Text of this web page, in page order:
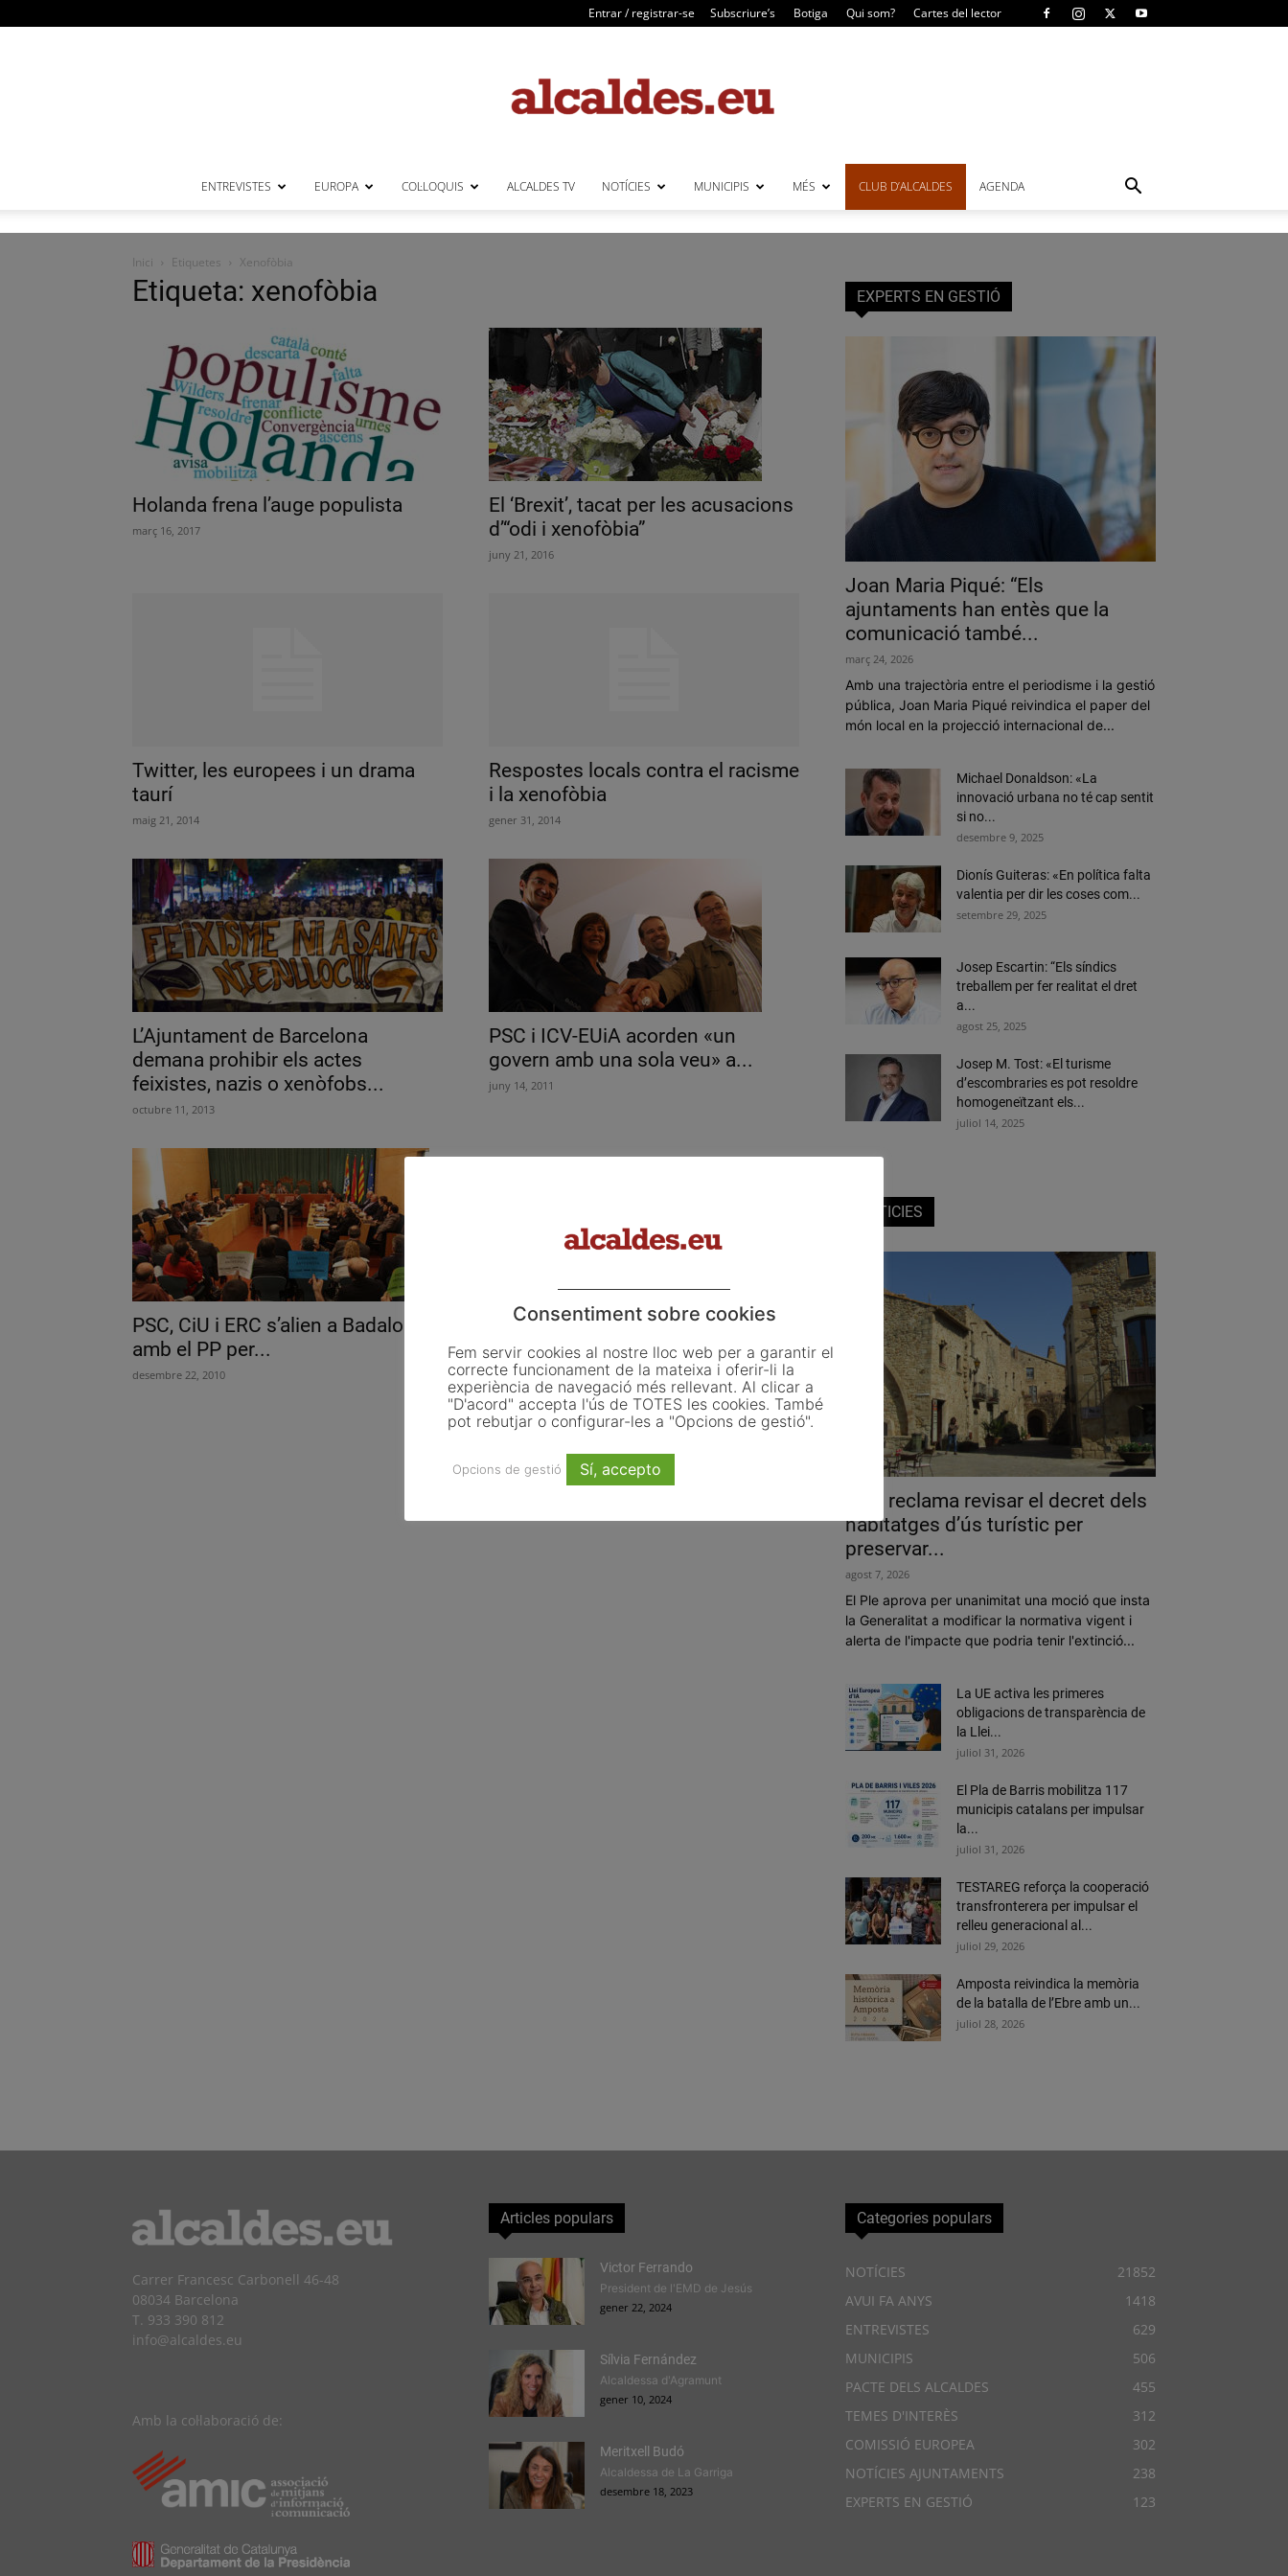
Entrar / registrar-se Subscriure’s Botiga Qui som? Cartes del lector
ENTREVISTES EUROPA COL·LOQUIS ALCALDES TV NOTÍCIES MUNICIPIS MÉS CLUB D’ALCALDES AGENDA
Inici Etiquetes Xenofòbia
Etiqueta: xenofòbia
Holanda frena l’auge populista
març 16, 2017
El ‘Brexit’, tacat per les acusacions
d’“odi i xenofòbia”
juny 21, 2016
Twitter, les europees i un drama
taurí
maig 21, 2014
Respostes locals contra el racisme
i la xenofòbia
gener 31, 2014
L’Ajuntament de Barcelona
demana prohibir els actes
feixistes, nazis o xenòfobs...
octubre 11, 2013
PSC i ICV-EUiA acorden «un
govern amb una sola veu» a...
juny 14, 2011
PSC, CiU i ERC s’alien a Badalona
amb el PP per...
desembre 22, 2010
EXPERTS EN GESTIÓ
Joan Maria Piqué: “Els
ajuntaments han entès que la
comunicació també...
març 24, 2026
Amb una trajectòria entre el periodisme i la gestió
pública, Joan Maria Piqué reivindica el paper del
món local en la projecció internacional de...
Michael Donaldson: «La
innovació urbana no té cap sentit
si no...
desembre 9, 2025
Dionís Guiteras: «En política falta
valentia per dir les coses com...
setembre 29, 2025
Josep Escartin: “Els síndics
treballem per fer realitat el dret
a...
agost 25, 2025
Josep M. Tost: «El turisme
d’escombraries es pot resoldre
homogeneïtzant els...
juliol 14, 2025
NOTICIES
Pals reclama revisar el decret dels
habitatges d’ús turístic per
preservar...
agost 7, 2026
El Ple aprova per unanimitat una moció que insta
la Generalitat a modificar la normativa vigent i
alerta de l'impacte que podria tenir l'extinció...
La UE activa les primeres
obligacions de transparència de
la Llei...
juliol 31, 2026
El Pla de Barris mobilitza 117
municipis catalans per impulsar
la...
juliol 31, 2026
TESTAREG reforça la cooperació
transfronterera per impulsar el
relleu generacional al...
juliol 29, 2026
Amposta reivindica la memòria
de la batalla de l’Ebre amb un...
juliol 28, 2026
Carrer Francesc Carbonell 46-48
08034 Barcelona
T. 933 390 812
info@alcaldes.eu
Amb la col·laboració de:
Articles populars
Victor Ferrando
President de l'EMD de Jesús
gener 22, 2024
Sílvia Fernández
Alcaldessa d'Agramunt
gener 10, 2024
Meritxell Budó
Alcaldessa de La Garriga
desembre 18, 2023
Categories populars
NOTÍCIES
21852
AVUI FA ANYS
1418
ENTREVISTES
629
MUNICIPIS
506
PACTE DELS ALCALDES
455
TEMES D'INTERÈS
312
COMISSIÓ EUROPEA
302
NOTÍCIES AJUNTAMENTS
238
EXPERTS EN GESTIÓ
123
Consentiment sobre cookies
Fem servir cookies al nostre lloc web per a garantir el
correcte funcionament de la mateixa i oferir-li la
experiència de navegació més rellevant. Al clicar a
"D'acord" accepta l'ús de TOTES les cookies. També
pot rebutjar o configurar-les a "Opcions de gestió".
Opcions de gestió Sí, accepto